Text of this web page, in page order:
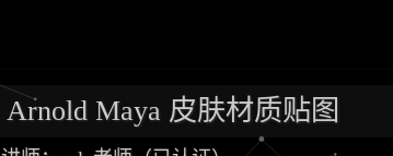
Arnold Maya 皮肤材质贴图